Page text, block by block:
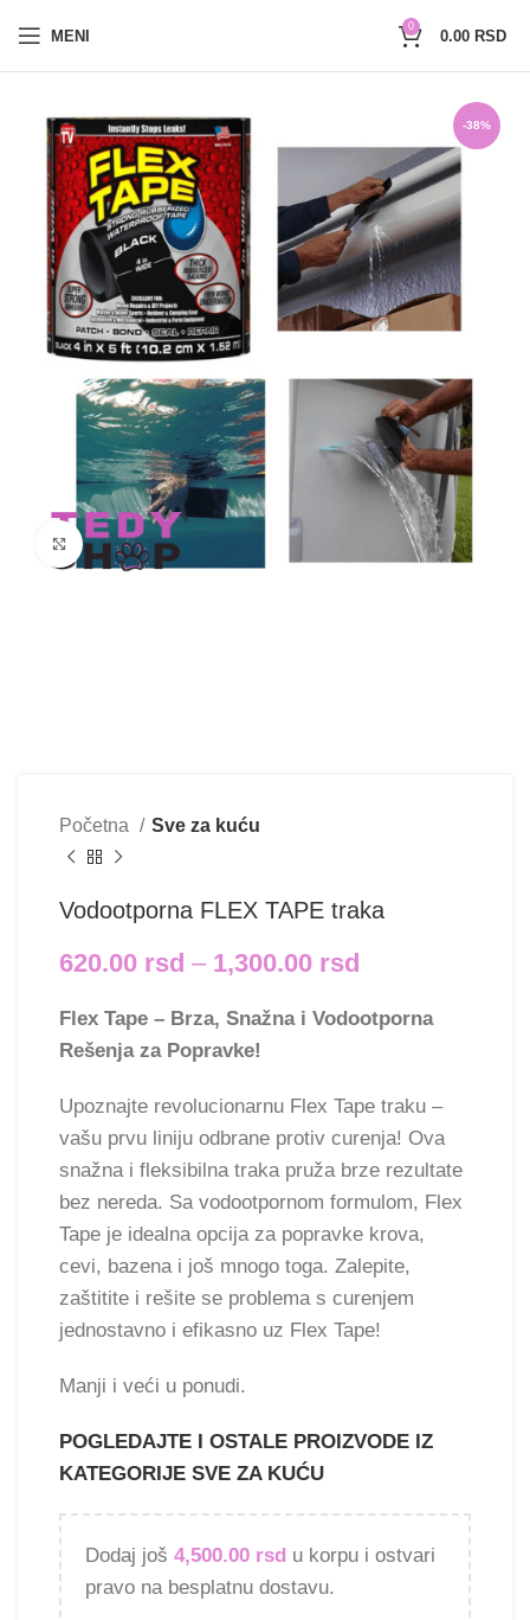
MENI
0
0.00 RSD
-38%
Klikni i uvećaj
Početna Sve za kuću
Vodootporna FLEX TAPE traka
620.00 rsd – 1,300.00 rsd
Flex Tape – Brza, Snažna i Vodootporna
Rešenja za Popravke!
Upoznajte revolucionarnu Flex Tape traku –
vašu prvu liniju odbrane protiv curenja! Ova
snažna i fleksibilna traka pruža brze rezultate
bez nereda. Sa vodootpornom formulom, Flex
Tape je idealna opcija za popravke krova,
cevi, bazena i još mnogo toga. Zalepite,
zaštitite i rešite se problema s curenjem
jednostavno i efikasno uz Flex Tape!
Manji i veći u ponudi.
POGLEDAJTE I OSTALE PROIZVODE IZ
KATEGORIJE SVE ZA KUĆU
Dodaj još 4,500.00 rsd u korpu i ostvari
pravo na besplatnu dostavu.